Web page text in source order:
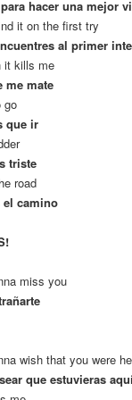
hacer una mejor
it on the first try
al primer
it kills me
me mate
go
que ir
triste
road
el camino
miss you
wish that you were
que estuvieras